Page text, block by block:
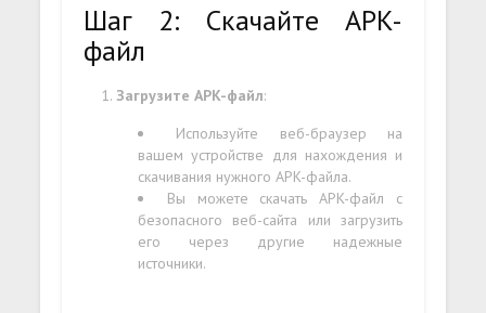
Шаг 2: Скачайте APK-
файл
Загрузите APK-файл:
Используйте веб-браузер на
вашем устройстве для нахождения и
скачивания нужного APK-файла.
Вы можете скачать APK-файл с
безопасного веб-сайта или загрузить
его через другие надежные
источники.